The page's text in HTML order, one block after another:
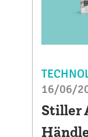
16/06/
Stiller